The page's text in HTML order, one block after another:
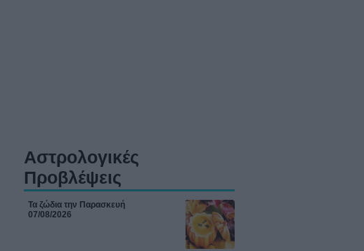
Αστρολογικές
Προβλέψεις
Τα ζώδια την Παρασκευή
07/08/2026